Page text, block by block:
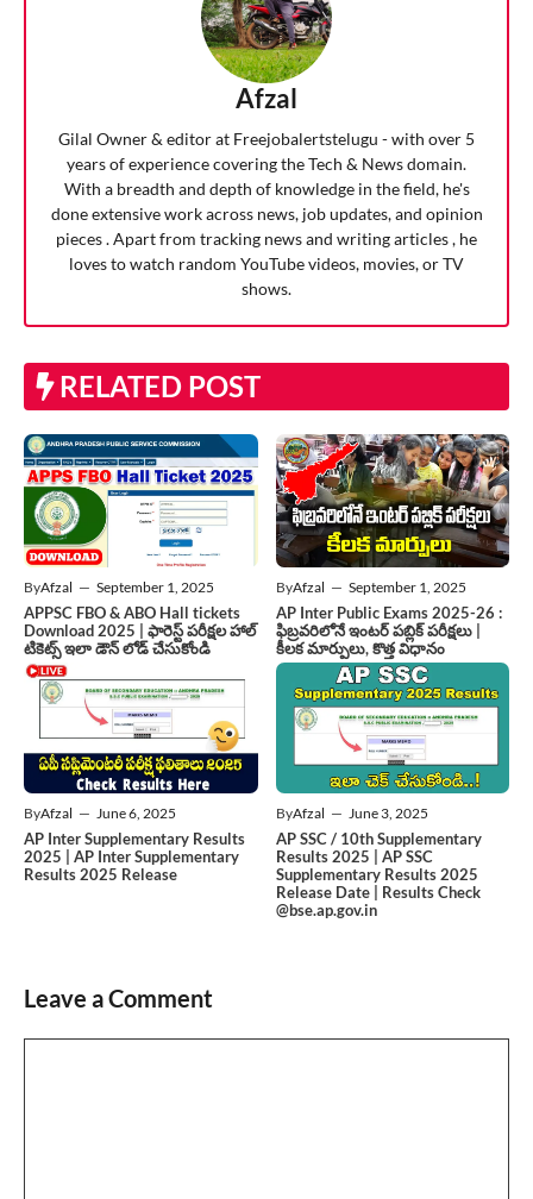
Afzal
Gilal Owner & editor at Freejobalertstelugu - with over 5
years of experience covering the Tech & News domain.
With a breadth and depth of knowledge in the field, he's
done extensive work across news, job updates, and opinion
pieces . Apart from tracking news and writing articles , he
loves to watch random YouTube videos, movies, or TV
shows.
RELATED POST
ByAfzal — September 1, 2025
APPSC FBO & ABO Hall tickets
Download 2025 | ఫారెస్ట్ పరీక్షల హాల్
టికెట్స్ ఇలా డౌన్ లోడ్ చేసుకోండి
ByAfzal — September 1, 2025
AP Inter Public Exams 2025-26 :
ఫిబ్రవరిలోనే ఇంటర్ పబ్లిక్ పరీక్షలు |
కీలక మార్పులు, కొత్త విధానం
ByAfzal — June 6, 2025
AP Inter Supplementary Results
2025 | AP Inter Supplementary
Results 2025 Release
ByAfzal — June 3, 2025
AP SSC / 10th Supplementary
Results 2025 | AP SSC
Supplementary Results 2025
Release Date | Results Check
@bse.ap.gov.in
Leave a Comment